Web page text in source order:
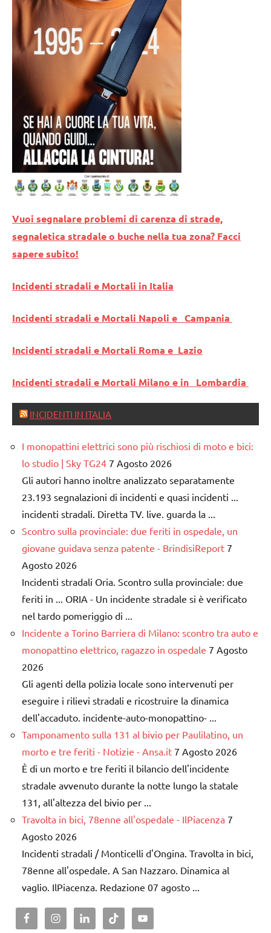
Vuoi segnalare problemi di carenza di strade,
segnaletica stradale o buche nella tua zona? Facci
sapere subito!
Incidenti stradali e Mortali in Italia
Incidenti stradali e Mortali Napoli e Campania
Incidenti stradali e Mortali Roma e Lazio
Incidenti stradali e Mortali Milano e in Lombardia
INCIDENTI IN ITALIA
I monopattini elettrici sono più rischiosi di moto e bici:
lo studio | Sky TG24 7 Agosto 2026
Gli autori hanno inoltre analizzato separatamente
23.193 segnalazioni di incidenti e quasi incidenti ...
incidenti stradali. Diretta TV. live. guarda la ...
Scontro sulla provinciale: due feriti in ospedale, un
giovane guidava senza patente - BrindisiReport 7
Agosto 2026
Incidenti stradali Oria. Scontro sulla provinciale: due
feriti in ... ORIA - Un incidente stradale si è verificato
nel tardo pomeriggio di ...
Incidente a Torino Barriera di Milano: scontro tra auto e
monopattino elettrico, ragazzo in ospedale 7 Agosto
2026
Gli agenti della polizia locale sono intervenuti per
eseguire i rilievi stradali e ricostruire la dinamica
dell'accaduto. incidente-auto-monopattino- ...
Tamponamento sulla 131 al bivio per Paulilatino, un
morto e tre feriti - Notizie - Ansa.it 7 Agosto 2026
È di un morto e tre feriti il bilancio dell'incidente
stradale avvenuto durante la notte lungo la statale
131, all'altezza del bivio per ...
Travolta in bici, 78enne all'ospedale - IlPiacenza 7
Agosto 2026
Incidenti stradali / Monticelli d'Ongina. Travolta in bici,
78enne all'ospedale. A San Nazzaro. Dinamica al
vaglio. IlPiacenza. Redazione 07 agosto ...